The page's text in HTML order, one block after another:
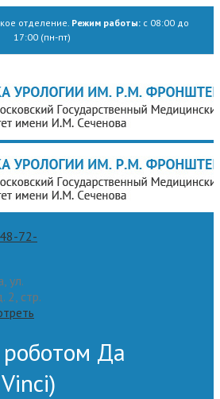
отделение. Режим работы:с 08:00 до
17:00 (пн-пт)
72-
ул.
2, стр.
Да